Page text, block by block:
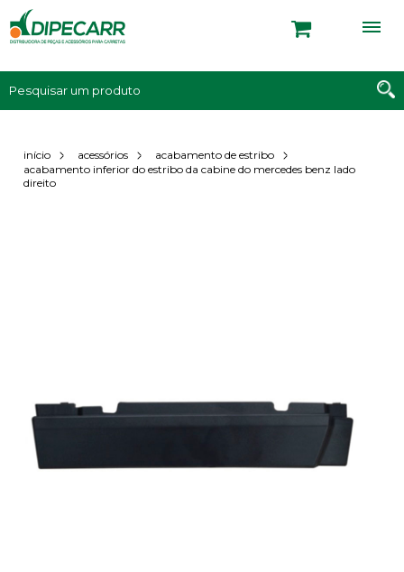
início acessórios
acabamento de estribo
acabamento inferior do estribo da cabine do mercedes benz lado
direito